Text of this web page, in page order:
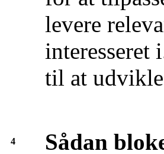
levere
interesseret
til at
4
Sådan